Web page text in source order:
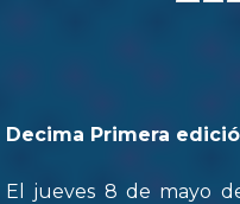
Decima Primera
El jueves 8 de mayo